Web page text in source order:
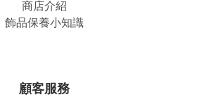
商店介紹
飾品保養小知識
顧客服務